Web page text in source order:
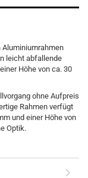
leicht abfallende
Höhe von ca. 30
ohne Aufpreis
Rahmen verfügt
und einer Höhe von
Optik.